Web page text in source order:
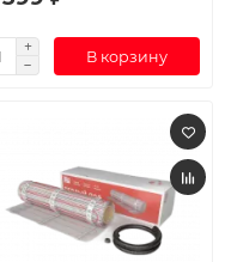
В корзину